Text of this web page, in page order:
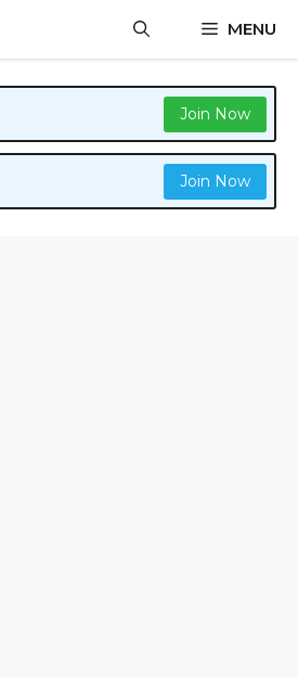
MENU
Join Now
Join Now